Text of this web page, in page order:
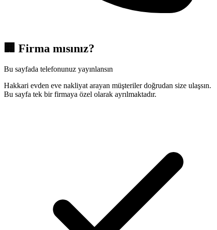
🏢 Firma mısınız?
Bu sayfada telefonunuz yayınlansın
Hakkari evden eve nakliyat arayan müşteriler doğrudan size ulaşsın.
Bu sayfa tek bir firmaya özel olarak ayrılmaktadır.